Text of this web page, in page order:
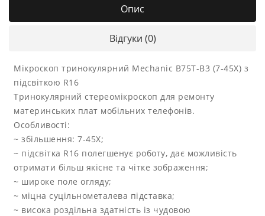
Опис
Відгуки (0)
Мікроскоп тринокулярний Mechanic B75T-B3 (7-45X) з
підсвіткою R16
Тринокулярний стереомікроскоп для ремонту
материнських плат мобільних телефонів.
Особливості:
~ збільшення: 7-45X;
~ підсвітка R16 полегшенує роботу, дає можливість
отримати більш якісне та чітке зображення;
~ широке поле огляду;
~ міцна суцільнометалева підставка;
~ висока роздільна здатність із чудовою